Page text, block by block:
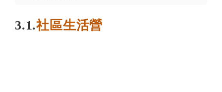
3.1.社區生活營